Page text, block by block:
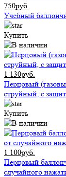
750руб.
Учебный
Купить
1 130руб.
Перцовый
струйный, с
Купить
1 100руб.
Перцовый
случайного